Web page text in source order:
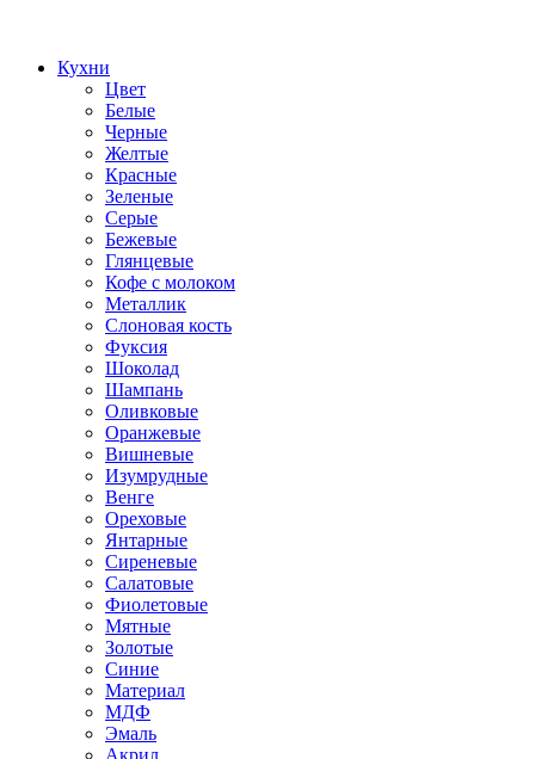
Кухни
Цвет
Белые
Черные
Желтые
Красные
Зеленые
Серые
Бежевые
Глянцевые
Кофе с молоком
Металлик
Слоновая кость
Фуксия
Шоколад
Шампань
Оливковые
Оранжевые
Вишневые
Изумрудные
Венге
Ореховые
Янтарные
Сиреневые
Салатовые
Фиолетовые
Мятные
Золотые
Синие
Материал
МДФ
Эмаль
Акрил